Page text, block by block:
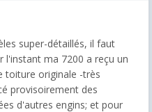
super-détaillés, il faut
l'instant ma 7200 a reçu un
toiture originale -très
provisoirement des
d'autres engins; et pour